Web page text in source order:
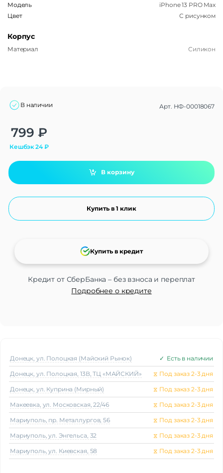
Модель
iPhone 13 PRO Max
Цвет
С рисунком
Корпус
Материал Силикон
В наличии Арт. НФ-00018067
799 ₽
Кешбэк24₽
В корзину
Купить в 1 клик
Кредит от СберБанка – без взноса и переплат
Подробнее о кредите
Купить в кредит
Alternative:
Донецк, ул. Полоцкая (Майский Рынок) ✓ Есть в наличии
Донецк, ул. Полоцкая, 13В, ТЦ «МАЙСКИЙ» ⧖ Под заказ 2-3 дня
Донецк, ул. Куприна (Мирный) ⧖ Под заказ 2-3 дня
Макеeвка, ул. Московская, 22/46 ⧖ Под заказ 2-3 дня
Мариуполь, пр. Металлургов, 56 ⧖ Под заказ 2-3 дня
Мариуполь, ул. Энгельса, 32 ⧖ Под заказ 2-3 дня
Мариуполь, ул. Киевская, 58 ⧖ Под заказ 2-3 дня